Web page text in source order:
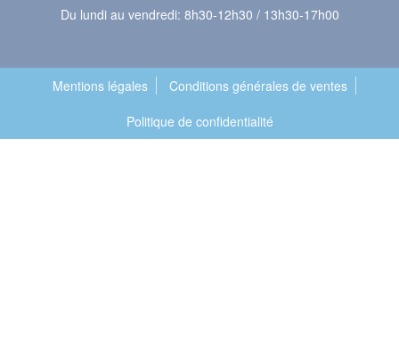
Du lundi au vendredi: 8h30-12h30 / 13h30-17h00
Mentions légales
Conditions générales de ventes
Politique de confidentialité